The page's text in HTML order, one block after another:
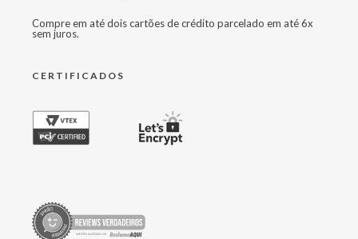
Compre em até dois cartões de crédito parcelado em até 6x
sem juros.
CERTIFICADOS